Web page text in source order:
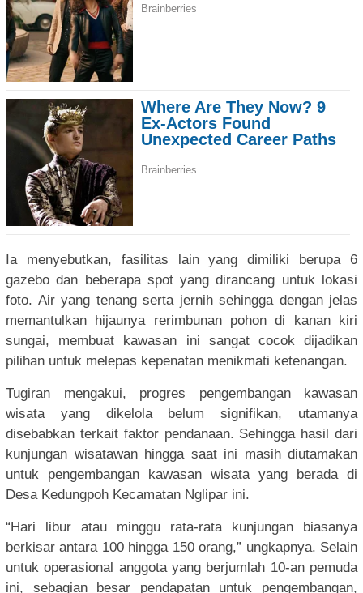
Ia menyebutkan, fasilitas lain yang dimiliki berupa 6
gazebo dan beberapa spot yang dirancang untuk lokasi
foto. Air yang tenang serta jernih sehingga dengan jelas
memantulkan hijaunya rerimbunan pohon di kanan kiri
sungai, membuat kawasan ini sangat cocok dijadikan
pilihan untuk melepas kepenatan menikmati ketenangan.
Tugiran mengakui, progres pengembangan kawasan
wisata yang dikelola belum signifikan, utamanya
disebabkan terkait faktor pendanaan. Sehingga hasil dari
kunjungan wisatawan hingga saat ini masih diutamakan
untuk pengembangan kawasan wisata yang berada di
Desa Kedungpoh Kecamatan Nglipar ini.
“Hari libur atau minggu rata-rata kunjungan biasanya
berkisar antara 100 hingga 150 orang,” ungkapnya. Selain
untuk operasional anggota yang berjumlah 10-an pemuda
ini, sebagian besar pendapatan untuk pengembangan,